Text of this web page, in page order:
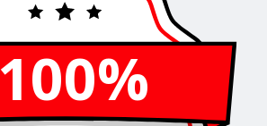
100%